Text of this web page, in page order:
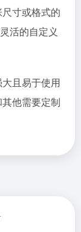
寸或格式的
活的自定义
且易于使用
他需要定制